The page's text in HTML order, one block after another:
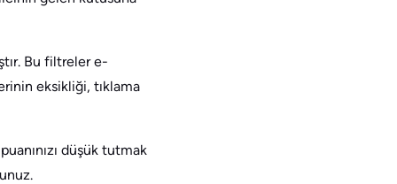
Bu filtreler e-
eksikliği, tıklama
düşük tutmak